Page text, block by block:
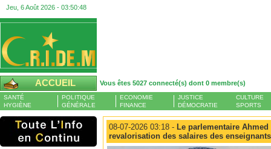
Jeu, 6 Août 2026 - 03:50:49
ACCUEIL Vous êtes 5027 connecté(s) dont 0 membre(s)
SANTÉ
HYGIÈNE
POLITIQUE
GÉNÉRALE
ECONOMIE
FINANCE
JUSTICE
DÉMOCRATIE
CULTURE
SPORTS
08-07-2026 03:18 - Le parlementaire
revalorisation des salaires des enseignants